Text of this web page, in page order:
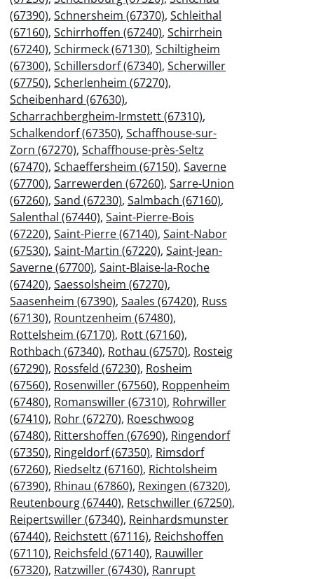
(67390), Schnersheim (67370), Schleithal
(67160), Schirrhoffen (67240), Schirrhein
(67240), Schirmeck (67130), Schiltigheim
(67300), Schillersdorf (67340), Scherwiller
(67750), Scherlenheim (67270),
Scheibenhard (67630),
Scharrachbergheim-Irmstett (67310),
Schalkendorf (67350), Schaffhouse-sur-
Zorn (67270), Schaffhouse-près-Seltz
(67470), Schaeffersheim (67150), Saverne
(67700), Sarrewerden (67260), Sarre-Union
(67260), Sand (67230), Salmbach (67160),
Salenthal (67440), Saint-Pierre-Bois
(67220), Saint-Pierre (67140), Saint-Nabor
(67530), Saint-Martin (67220), Saint-Jean-
Saverne (67700), Saint-Blaise-la-Roche
(67420), Saessolsheim (67270),
Saasenheim (67390), Saales (67420), Russ
(67130), Rountzenheim (67480),
Rottelsheim (67170), Rott (67160),
Rothbach (67340), Rothau (67570), Rosteig
(67290), Rossfeld (67230), Rosheim
(67560), Rosenwiller (67560), Roppenheim
(67480), Romanswiller (67310), Rohrwiller
(67410), Rohr (67270), Roeschwoog
(67480), Rittershoffen (67690), Ringendorf
(67350), Ringeldorf (67350), Rimsdorf
(67260), Riedseltz (67160), Richtolsheim
(67390), Rhinau (67860), Rexingen (67320),
Reutenbourg (67440), Retschwiller (67250),
Reipertswiller (67340), Reinhardsmunster
(67440), Reichstett (67116), Reichshoffen
(67110), Reichsfeld (67140), Rauwiller
(67320), Ratzwiller (67430), Ranrupt